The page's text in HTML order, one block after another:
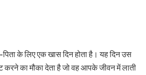
पिता के लिए एक खास दिन होता है। यह दिन उस
करने का मौका देता है जो वह आपके जीवन में लाती